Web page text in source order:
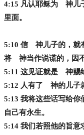
4:15 凡认耶稣为 神
里面。
5:10 信 神儿子的，就
将 神当作说谎的，因
5:11 这见证就是 神赐
5:12 人有了 神的儿子
5:13 我将这些话写给
自己有永生。
5:14 我们若照他的旨意